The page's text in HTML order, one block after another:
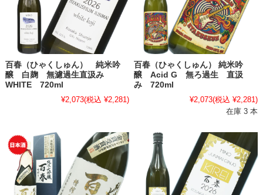
百春（ひゃくしゅん） 純米吟
醸 白麹 無濾過生直汲み
WHITE 720ml
¥2,073(税込 ¥2,281)
百春（ひゃくしゅん） 純米吟
醸 Acid G 無ろ過生 直汲
み 720ml
¥2,073(税込 ¥2,281)
在庫 3 本